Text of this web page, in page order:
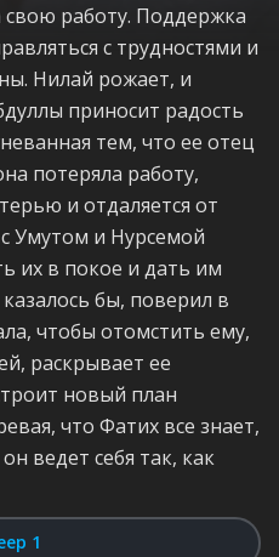
свою работу. Поддержка
с трудностями и
Нилай рожает, и
приносит радость
тем, что ее отец
потеряла работу,
и отдаляется от
Умутом и Нурсемой
их в покое и дать им
бы, поверил в
чтобы отомстить ему,
раскрывает ее
новый план
что Фатих все знает,
ведет себя так, как
1